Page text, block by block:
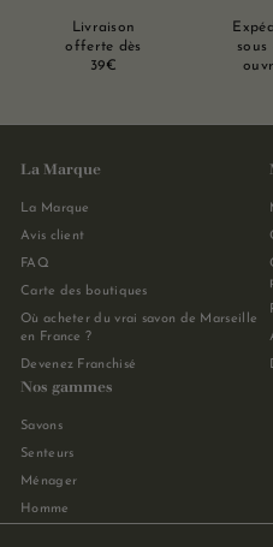
Livraison
offerte dès
39€
sous
La Marque
La Marque
Avis client
FAQ
Carte des boutiques
Où acheter du vrai savon de Marseille
en France ?
Devenez Franchisé
Nos gammes
Savons
Senteurs
Ménager
Homme